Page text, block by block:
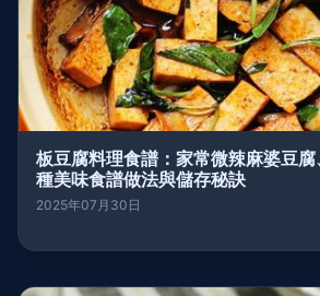
板豆腐料理食譜：家常微辣麻婆豆
種美味食譜做法與儲存秘訣
2025年07月30日